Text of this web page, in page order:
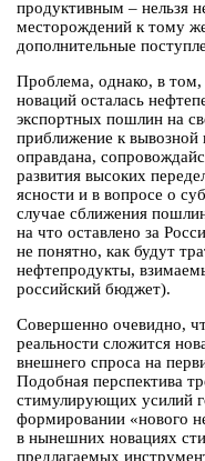
продуктивным – нельзя
месторождений к тому
дополнительные
Проблема, однако, в
новаций осталась
экспортных пошлин на
приближение к
оправдана,
развития высоких
ясности и в вопросе о
случае сближения
на что оставлено за
не понятно, как будут
нефтепродукты,
российский бюджет).
Совершенно очевидно,
реальности сложится
внешнего спроса на
Подобная перспектива
стимулирующих усилий
формировании «нового
в нынешних новациях
предлагаемых